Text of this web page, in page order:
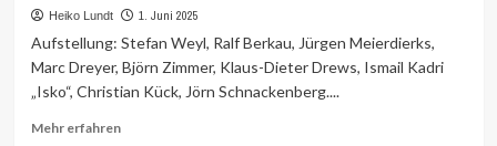
Heiko Lundt 1. Juni 2025
Aufstellung: Stefan Weyl, Ralf Berkau, Jürgen Meierdierks,
Marc Dreyer, Björn Zimmer, Klaus-Dieter Drews, Ismail Kadri
„Isko“, Christian Kück, Jörn Schnackenberg....
Mehr erfahrenMehr